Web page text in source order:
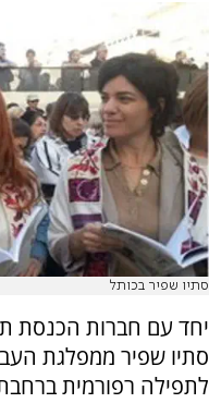
סתיו שפיר בכותל
יחד עם חברות הכנסת
סתיו שפיר ממפלגת
לתפילה רפורמית